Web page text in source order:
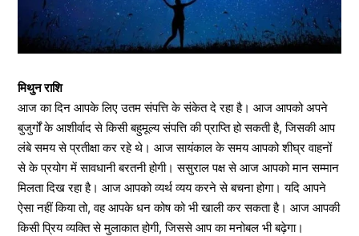
मिथुन राशि
आज का दिन आपके लिए उतम संपत्ति के संकेत दे रहा है। आज आपको अपने
बुजुर्गों के आशीर्वाद से किसी बहुमूल्य संपत्ति की प्राप्ति हो सकती है, जिसकी आप
लंबे समय से प्रतीक्षा कर रहे थे। आज सायंकाल के समय आपको शीघ्र वाहनों
से के प्रयोग में सावधानी बरतनी होगी। ससुराल पक्ष से आज आपको मान सम्मान
मिलता दिख रहा है। आज आपको व्यर्थ व्यय करने से बचना होगा। यदि आपने
ऐसा नहीं किया तो, वह आपके धन कोष को भी खाली कर सकता है। आज आपकी
किसी प्रिय व्यक्ति से मुलाकात होगी, जिससे आप का मनोबल भी बढ़ेगा।